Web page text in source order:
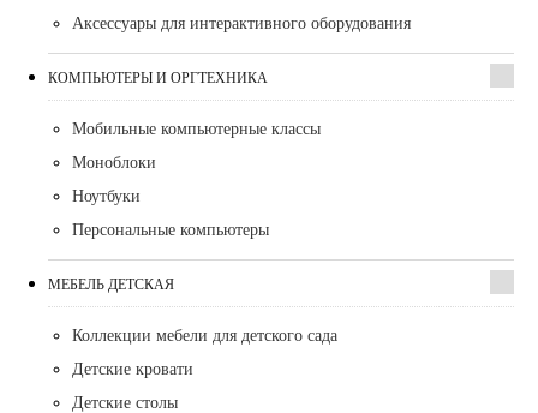
Аксессуары для интерактивного оборудования
КОМПЬЮТЕРЫ И ОРГТЕХНИКА
Мобильные компьютерные классы
Моноблоки
Ноутбуки
Персональные компьютеры
МЕБЕЛЬ ДЕТСКАЯ
Коллекции мебели для детского сада
Детские кровати
Детские столы